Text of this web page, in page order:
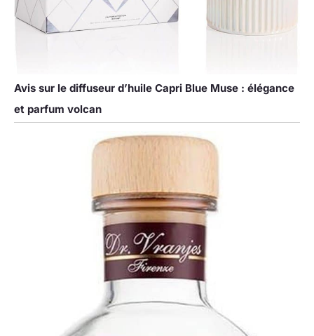
Avis sur le diffuseur d’huile Capri Blue Muse : élégance
et parfum volcan